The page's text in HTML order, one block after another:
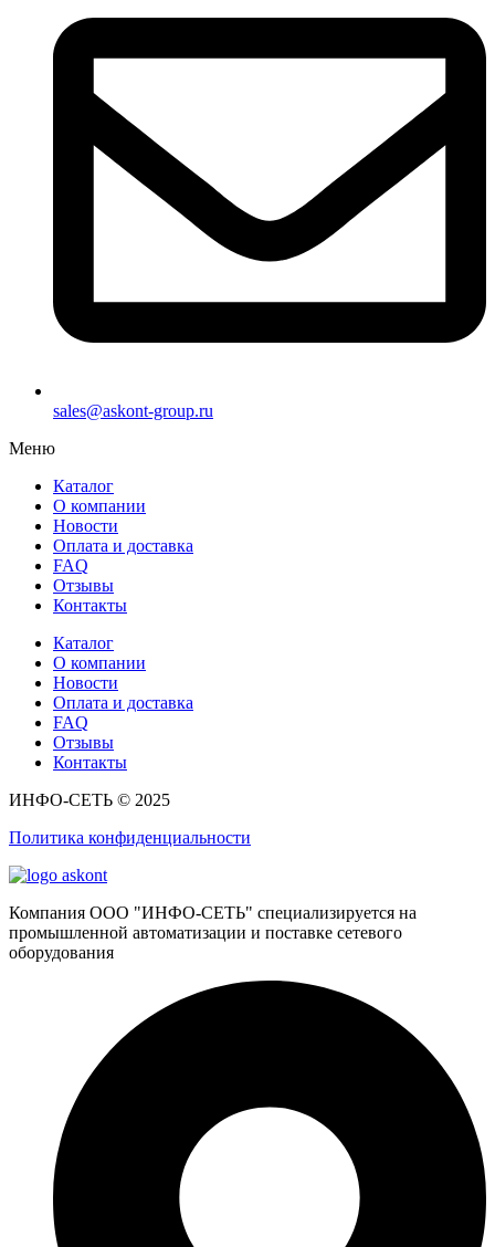
sales@askont-group.ru
Меню
Каталог
О компании
Новости
Оплата и доставка
FAQ
Отзывы
Контакты
Каталог
О компании
Новости
Оплата и доставка
FAQ
Отзывы
Контакты
ИНФО-СЕТЬ © 2025
Политика конфиденциальности
Компания ООО "ИНФО-СЕТЬ" специализируется на
промышленной автоматизации и поставке сетевого
оборудования